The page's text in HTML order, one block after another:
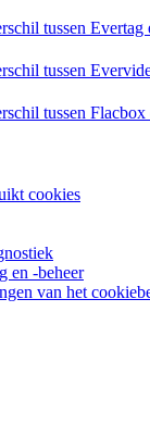
tussen
tussen
tussen
cookies
en -beheer
van het